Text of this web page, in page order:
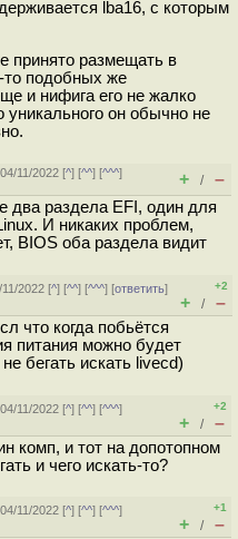
lba16, с которым
принято размещать в
то подобных же
и нифига его не жалко
уникального он обычно не
11/2022 [^] [^^] [^^^]
+ / –
два раздела EFI, один для
И никаких проблем,
BIOS оба раздела видит
2022 [^] [^^] [^^^] [ответить]
+2
+ / –
что когда побьётся
питания можно будет
бегать искать livecd)
11/2022 [^] [^^] [^^^]
+2
+ / –
комп, и тот на допотопном
и чего искать-то?
11/2022 [^] [^^] [^^^]
+1
+ / –